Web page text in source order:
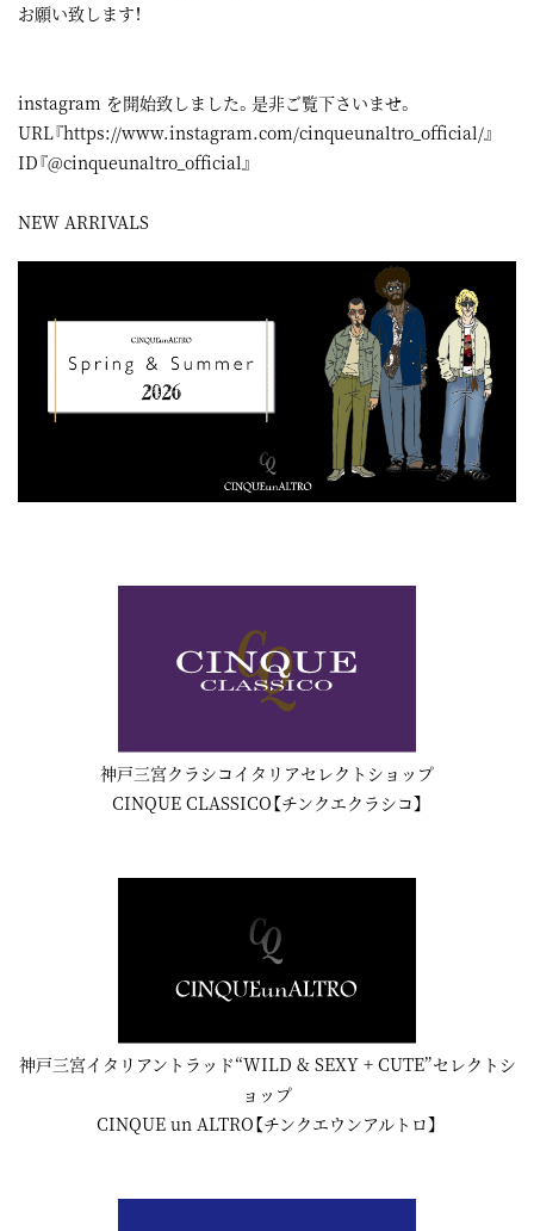
お願い致します！
instagram を開始致しました。是非ご覧下さいませ。
URL『https://www.instagram.com/cinqueunaltro_official/』
ID『@cinqueunaltro_official』
NEW ARRIVALS
神戸三宮クラシコイタリアセレクトショップ
CINQUE CLASSICO【チンクエクラシコ】
神戸三宮イタリアントラッド“WILD & SEXY + CUTE”セレクトシ
ョップ
CINQUE un ALTRO【チンクエウンアルトロ】